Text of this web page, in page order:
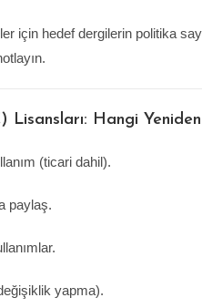
için hedef dergilerin politika
Hangi
(ticari dahil).
paylaş.
yapma).